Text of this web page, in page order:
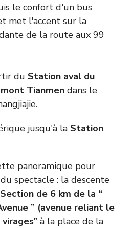
le confort d'un bus
met l'accent sur la
de la route aux 99
du Station aval du
Tianmen dans le
jusqu'à la Station
panoramique pour
spectacle : la descente
Section de 6 km de la “
” (avenue reliant le
à la place de la